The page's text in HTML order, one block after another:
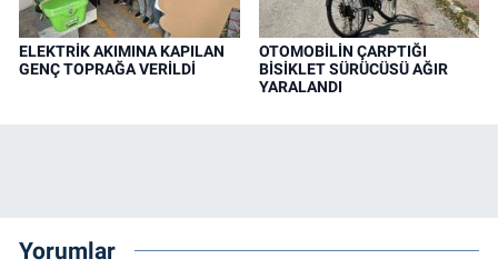
ELEKTRİK AKIMINA KAPILAN
GENÇ TOPRAĞA VERİLDİ
OTOMOBİLİN ÇARPTIĞI
BİSİKLET SÜRÜCÜSÜ AĞIR
YARALANDI
Yorumlar